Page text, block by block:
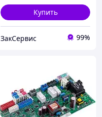
Купить
ЗакСервис 99%